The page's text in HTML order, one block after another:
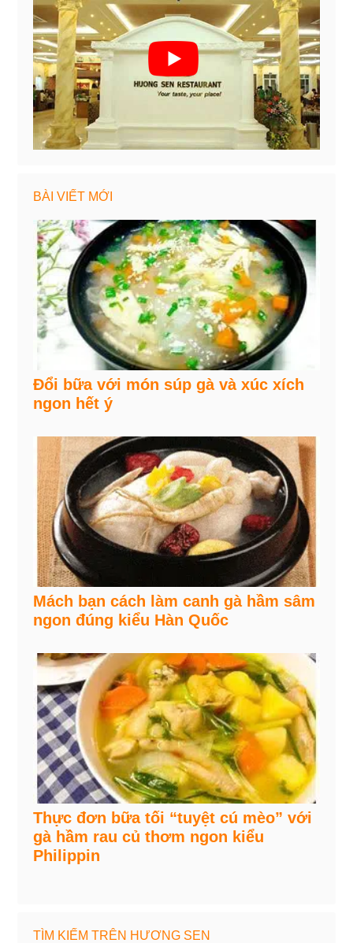
BÀI VIẾT MỚI
Đổi bữa với món súp gà và xúc xích
ngon hết ý
Mách bạn cách làm canh gà hầm sâm
ngon đúng kiểu Hàn Quốc
Thực đơn bữa tối “tuyệt cú mèo” với
gà hầm rau củ thơm ngon kiểu
Philippin
TÌM KIẾM TRÊN HƯƠNG SEN